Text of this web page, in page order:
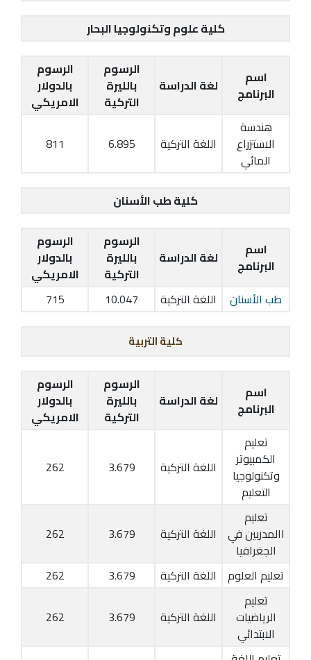
كلية علوم وتكنولوجيا البحار
اسم
البرنامج
لغة الدراسة
الرسوم
بالليرة
التركية
الرسوم
بالدولار
الامريكي
هندسة
الاستزراع
المائي
اللغة التركية 6.895
811
كلية طب الأسنان
اسم
البرنامج
لغة الدراسة
الرسوم
بالليرة
التركية
الرسوم
بالدولار
الامريكي
طب الأسنان
اللغة التركية 10.047
715
كلية التربية
اسم
البرنامج
لغة الدراسة
الرسوم
بالليرة
التركية
الرسوم
بالدولار
الامريكي
تعليم
الكمبيوتر
وتكنولوجيا
التعليم
اللغة التركية 3.679
262
تعليم
االمدربين في
الجغرافيا
اللغة التركية 3.679
262
تعليم العلوم اللغة التركية 3.679
262
تعليم
الرياضيات
الابتدائي
اللغة التركية 3.679
262